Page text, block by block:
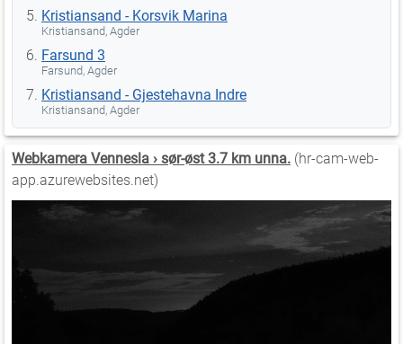
Kristiansand - Korsvik Marina
Kristiansand, Agder
Farsund 3
Farsund, Agder
Kristiansand - Gjestehavna Indre
Kristiansand, Agder
Webkamera Vennesla › sør-øst 3.7 km unna. (hr-cam-web-
app.azurewebsites.net)